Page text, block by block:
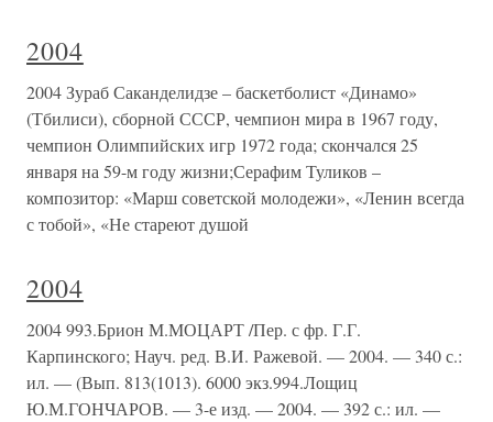
2004
2004 Зураб Саканделидзе – баскетболист «Динамо»
(Тбилиси), сборной СССР, чемпион мира в 1967 году,
чемпион Олимпийских игр 1972 года; скончался 25
января на 59-м году жизни;Серафим Туликов –
композитор: «Марш советской молодежи», «Ленин всегда
с тобой», «Не стареют душой
2004
2004 993.Брион М.МОЦАРТ /Пер. с фр. Г.Г.
Карпинского; Науч. ред. В.И. Ражевой. — 2004. — 340 с.:
ил. — (Вып. 813(1013). 6000 экз.994.Лощиц
Ю.М.ГОНЧАРОВ. — 3-е изд. — 2004. — 392 с.: ил. —